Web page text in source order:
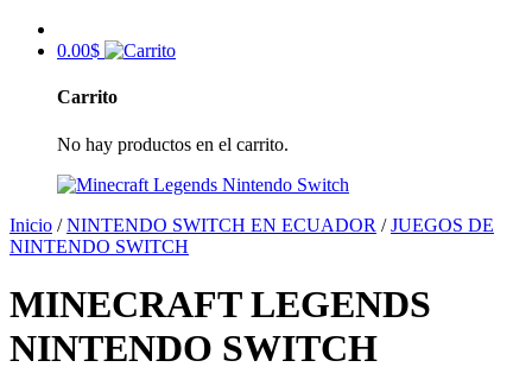
0.00$
Carrito
No hay productos en el carrito.
Inicio / NINTENDO SWITCH EN ECUADOR / JUEGOS DE
NINTENDO SWITCH
MINECRAFT LEGENDS
NINTENDO SWITCH